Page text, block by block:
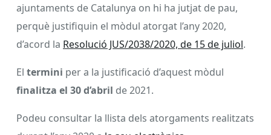
ajuntaments de Catalunya on hi ha jutjat de pau,
perquè justifiquin el mòdul atorgat l’any 2020,
d’acord la Resolució JUS/2038/2020, de 15 de juliol.
El termini per a la justificació d’aquest mòdul
finalitza el 30 d’abril de 2021.
Podeu consultar la llista dels atorgaments realitzats